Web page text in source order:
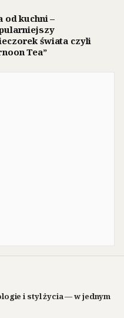
od kuchni –
świata czyli
Tea”
i styl życia — w jednym